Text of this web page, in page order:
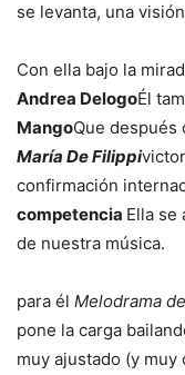
se levanta, una
Con ella bajo la
Andrea DelogoÉl
MangoQue después
María De Filippi
confirmación
competencia Ella se
de nuestra música.
para él Melodrama
pone la carga
muy ajustado (y